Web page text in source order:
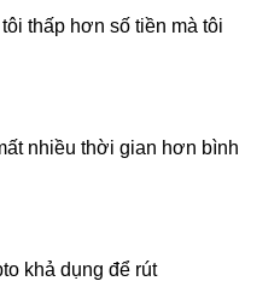
thấp hơn số tiền mà tôi
nhiều thời gian hơn bình
khả dụng để rút